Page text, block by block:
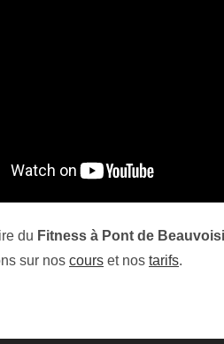
du Fitness à Pont de
sur nos cours et nos tarifs.